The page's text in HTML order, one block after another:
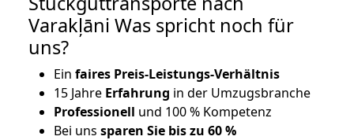
Varakļāni Was spricht noch für
uns?
Ein faires Preis-Leistungs-Verhältnis
15 Jahre Erfahrung in der Umzugsbranche
Professionell und 100 % Kompetenz
Bei uns sparen Sie bis zu 60 %